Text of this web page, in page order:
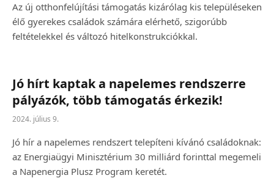
Az új otthonfelújítási támogatás kizárólag kis településeken
élő gyerekes családok számára elérhető, szigorúbb
feltételekkel és változó hitelkonstrukciókkal.
Jó hírt kaptak a napelemes rendszerre
pályázók, több támogatás érkezik!
2024. július 9.
Jó hír a napelemes rendszert telepíteni kívánó családoknak:
az Energiaügyi Minisztérium 30 milliárd forinttal megemeli
a Napenergia Plusz Program keretét.